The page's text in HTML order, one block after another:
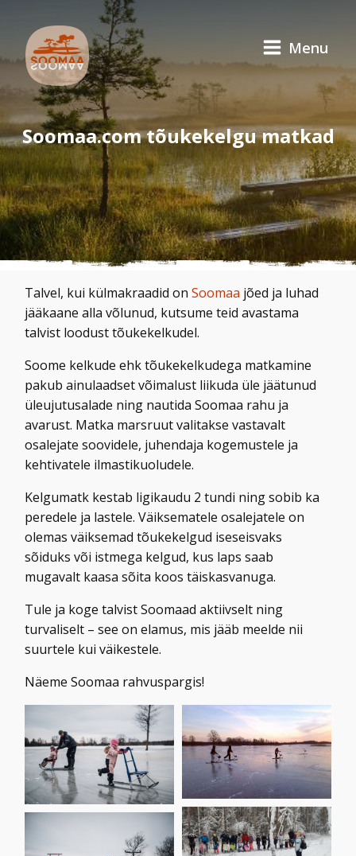
Menu
Soomaa.com tõukekelgu matkad
Talvel, kui külmakraadid onSoomaa jõed ja luhad
jääkaane alla võlunud, kutsume teid avastama
talvist loodust tõukekelkudel.
Soome kelkude ehk tõukekelkudega matkamine
pakub ainulaadset võimalust liikuda üle jäätunud
üleujutusalade ning nautida Soomaa rahu ja
avarust. Matka marsruut valitakse vastavalt
osalejate soovidele, juhendaja kogemustele ja
kehtivatele ilmastikuoludele.
Kelgumatk kestab ligikaudu 2 tundi ning sobib ka
peredele ja lastele. Väiksematele osalejatele on
olemas väiksemad tõukekelgud iseseisvaks
sõiduks või istmega kelgud, kus laps saab
mugavalt kaasa sõita koos täiskasvanuga.
Tule ja koge talvist Soomaad aktiivselt ning
turvaliselt – see on elamus, mis jääb meelde nii
suurtele kui väikestele.
Näeme Soomaa rahvuspargis!